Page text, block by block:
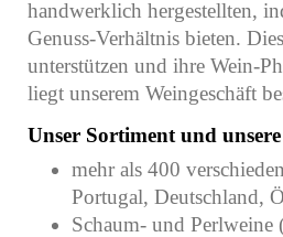
handwerklich hergestellten,
Genuss-Verhältnis bieten.
unterstützen und ihre Wein-
liegt unserem Weingeschäft
Unser Sortiment und
mehr als 400
Portugal, Deutschland,
Schaum- und Perlweine